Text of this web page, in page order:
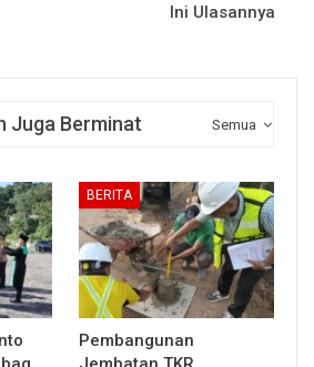
Ini Ulasannya
Semua
Juga Berminat
BERITA
Pembangunan